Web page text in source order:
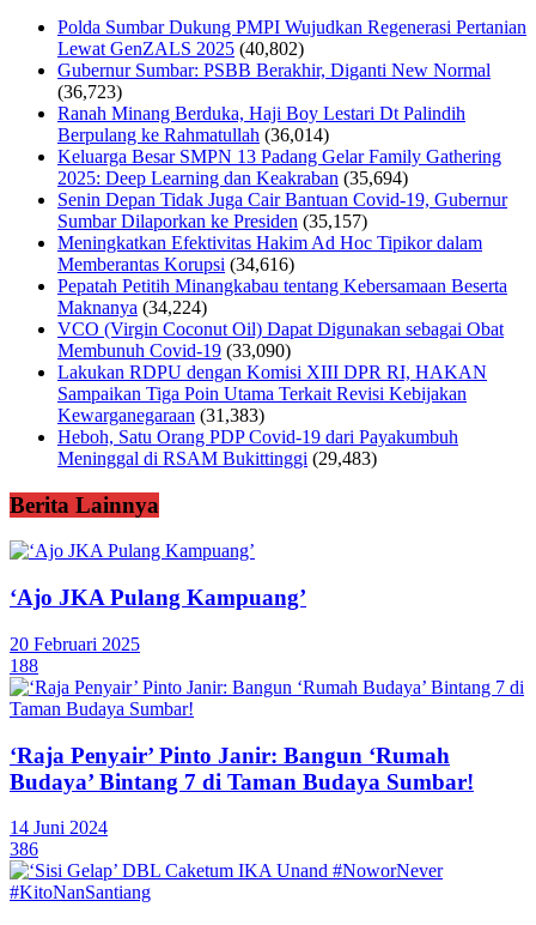
Polda Sumbar Dukung PMPI Wujudkan Regenerasi Pertanian
Lewat GenZALS 2025 (40,802)
Gubernur Sumbar: PSBB Berakhir, Diganti New Normal
(36,723)
Ranah Minang Berduka, Haji Boy Lestari Dt Palindih
Berpulang ke Rahmatullah (36,014)
Keluarga Besar SMPN 13 Padang Gelar Family Gathering
2025: Deep Learning dan Keakraban (35,694)
Senin Depan Tidak Juga Cair Bantuan Covid-19, Gubernur
Sumbar Dilaporkan ke Presiden (35,157)
Meningkatkan Efektivitas Hakim Ad Hoc Tipikor dalam
Memberantas Korupsi (34,616)
Pepatah Petitih Minangkabau tentang Kebersamaan Beserta
Maknanya (34,224)
VCO (Virgin Coconut Oil) Dapat Digunakan sebagai Obat
Membunuh Covid-19 (33,090)
Lakukan RDPU dengan Komisi XIII DPR RI, HAKAN
Sampaikan Tiga Poin Utama Terkait Revisi Kebijakan
Kewarganegaraan (31,383)
Heboh, Satu Orang PDP Covid-19 dari Payakumbuh
Meninggal di RSAM Bukittinggi (29,483)
Berita Lainnya
‘Ajo JKA Pulang Kampuang’
20 Februari 2025
188
‘Raja Penyair’ Pinto Janir: Bangun ‘Rumah
Budaya’ Bintang 7 di Taman Budaya Sumbar!
14 Juni 2024
386